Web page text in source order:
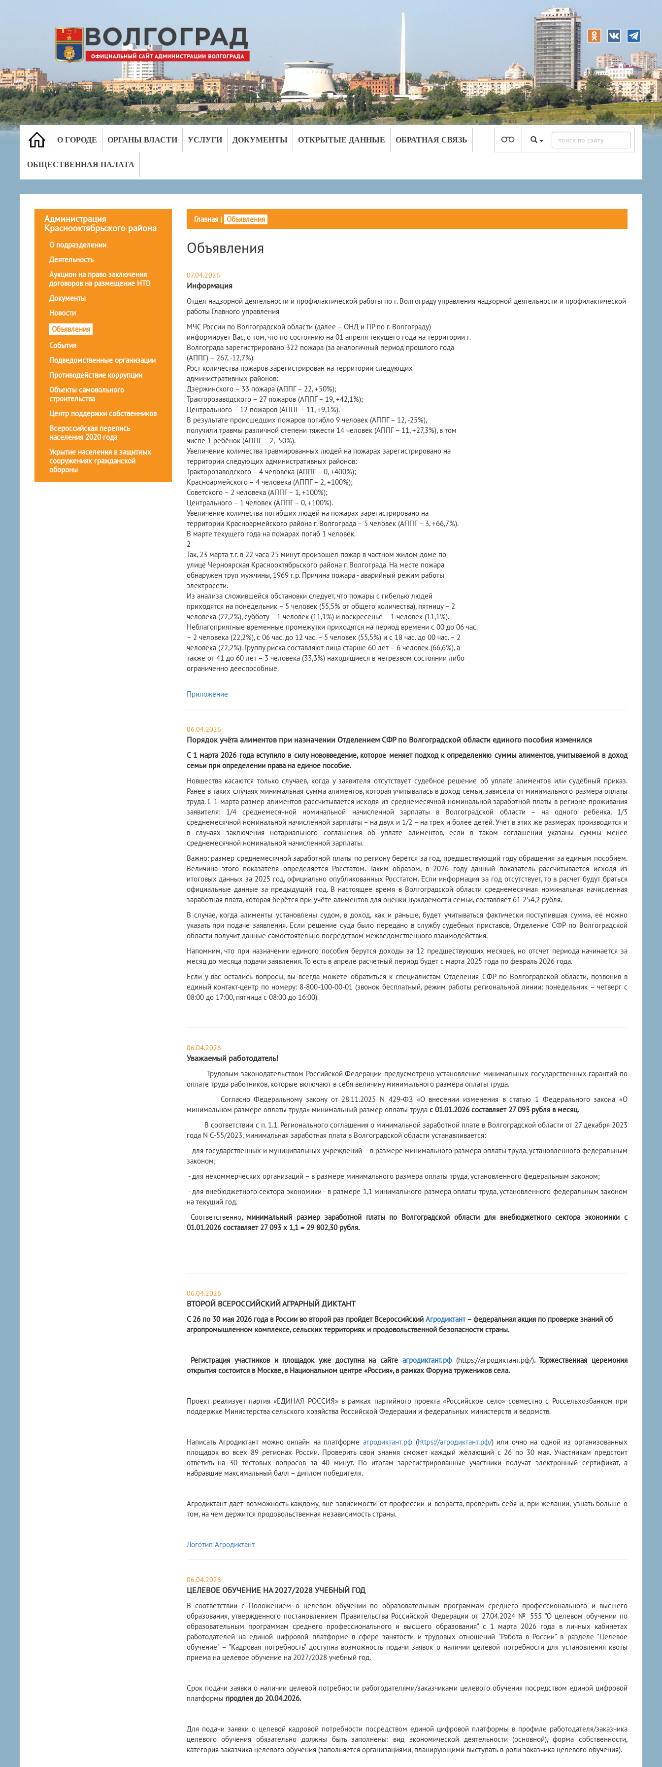
О ГОРОДЕ ОРГАНЫ ВЛАСТИ УСЛУГИ ДОКУМЕНТЫ ОТКРЫТЫЕ ДАННЫЕ ОБРАТНАЯ СВЯЗЬ
ОБЩЕСТВЕННАЯ ПАЛАТА
Администрация
Краснооктябрьского района
О подразделении
Деятельность
Аукцион на право заключения
договоров на размещение НТО
Документы
Новости
Объявления
События
Подведомственные организации
Противодействие коррупции
Объекты самовольного
строительства
Центр поддержки собственников
Всероссийская перепись
населения 2020 года
Укрытие населения в защитных
сооружениях гражданской
обороны
Главная| Объявления
Объявления
07.04.2026
Информация
​Отдел надзорной деятельности и профилактической работы по г. Волгограду управления надзорной деятельности и профилактической
работы Главного управления
МЧС России по Волгоградской области (далее – ОНД и ПР по г. Волгограду)
информирует Вас, о том, что по состоянию на 01 апреля текущего года на территории г.
Волгограда зарегистрировано 322 пожара (за аналогичный период прошлого года
(АППГ) – 267, -12,7%).
Рост количества пожаров зарегистрирован на территории следующих
административных районов:
Дзержинского – 33 пожара (АППГ – 22, +50%);
Тракторозаводского – 27 пожаров (АППГ – 19, +42,1%);
Центрального – 12 пожаров (АППГ – 11, +9,1%).
В результате происшедших пожаров погибло 9 человек (АППГ – 12, -25%),
получили травмы различной степени тяжести 14 человек (АППГ – 11, +27,3%), в том
числе 1 ребёнок (АППГ – 2, -50%).
Увеличение количества травмированных людей на пожарах зарегистрировано на
территории следующих административных районов:
Тракторозаводского – 4 человека (АППГ – 0, +400%);
Красноармейского – 4 человека (АППГ – 2, +100%);
Советского – 2 человека (АППГ – 1, +100%);
Центрального – 1 человек (АППГ – 0, +100%).
Увеличение количества погибших людей на пожарах зарегистрировано на
территории Красноармейского района г. Волгограда – 5 человек (АППГ – 3, +66,7%).
В марте текущего года на пожарах погиб 1 человек.
2
Так, 23 марта т.г. в 22 часа 25 минут произошел пожар в частном жилом доме по
улице Черноярская Краснооктябрьского района г. Волгограда. На месте пожара
обнаружен труп мужчины, 1969 г.р. Причина пожара - аварийный режим работы
электросети.
Из анализа сложившейся обстановки следует, что пожары с гибелью людей
приходятся на понедельник – 5 человек (55,5% от общего количества), пятницу – 2
человека (22,2%), субботу – 1 человек (11,1%) и воскресенье – 1 человек (11,1%).
Неблагоприятные временные промежутки приходятся на период времени с 00 до 06 час.
– 2 человека (22,2%), с 06 час. до 12 час. – 5 человек (55,5%) и с 18 час. до 00 час. – 2
человека (22,2%). Группу риска составляют лица старше 60 лет – 6 человек (66,6%), а
также от 41 до 60 лет – 3 человека (33,3%) находящиеся в нетрезвом состоянии либо
ограниченно дееспособные.
Приложение
06.04.2026
Порядок учёта алиментов при назначении Отделением СФР по Волгоградской области единого пособия изменился
С 1 марта 2026 года вступило в силу нововведение, которое меняет подход к определению суммы алиментов, учитываемой в доход
семьи при определении права на единое пособие.
Новшества касаются только случаев, когда у заявителя отсутствует судебное решение об уплате алиментов или судебный приказ.
Ранее в таких случаях минимальная сумма алиментов, которая учитывалась в доход семьи, зависела от минимального размера оплаты
труда. С 1 марта размер алиментов рассчитывается исходя из среднемесячной номинальной заработной платы в регионе проживания
заявителя: 1/4 среднемесячной номинальной начисленной зарплаты в Волгоградской области – на одного ребенка, 1/3
среднемесячной номинальной начисленной зарплаты – на двух и 1/2 – на трех и более детей. Учёт в этих же размерах производится и
в случаях заключения нотариального соглашения об уплате алиментов, если в таком соглашении указаны суммы менее
среднемесячной номинальной начисленной зарплаты.
Важно: размер среднемесячной заработной платы по региону берётся за год, предшествующий году обращения за единым пособием.
Величина этого показателя определяется Росстатом. Таким образом, в 2026 году данный показатель рассчитывается исходя из
итоговых данных за 2025 год, официально опубликованных Росстатом. Если информация за год отсутствует, то в расчет будут браться
официальные данные за предыдущий год. В настоящее время в Волгоградской области среднемесячная номинальная начисленная
заработная плата, которая берётся при учёте алиментов для оценки нуждаемости семьи, составляет 61 254,2 рубля.
В случае, когда алименты установлены судом, в доход, как и раньше, будет учитываться фактически поступившая сумма, её можно
указать при подаче заявления. Если решение суда было передано в службу судебных приставов, Отделение СФР по Волгоградской
области получит данные самостоятельно посредством межведомственного взаимодействия.
Напомним, что при назначении единого пособия берутся доходы за 12 предшествующих месяцев, но отсчет периода начинается за
месяц до месяца подачи заявления. То есть в апреле расчетный период будет с марта 2025 года по февраль 2026 года.
Если у вас остались вопросы, вы всегда можете обратиться к специалистам Отделения СФР по Волгоградской области, позвонив в
единый контакт-центр по номеру: 8-800-100-00-01 (звонок бесплатный, режим работы региональной линии: понедельник – четверг с
08:00 до 17:00, пятница с 08:00 до 16:00).
06.04.2026
Уважаемый работодатель!
Трудовым законодательством Российской Федерации предусмотрено установление минимальных государственных гарантий по
оплате труда работников, которые включают в себя величину минимального размера оплаты труда.
Согласно Федеральному закону от 28.11.2025 N 429-ФЗ «О внесении изменения в статью 1 Федерального закона «О
минимальном размере оплаты труда» минимальный размер оплаты труда с 01.01.2026 составляет 27 093 рубля в месяц.
В соответствии с п. 1.1. Регионального соглашения о минимальной заработной плате в Волгоградской области от 27 декабря 2023
года N С-55/2023, минимальная заработная плата в Волгоградской области устанавливается:
- для государственных и муниципальных учреждений – в размере минимального размера оплаты труда, установленного федеральным
законом;
- для некоммерческих организаций – в размере минимального размера оплаты труда, установленного федеральным законом;
- для внебюджетного сектора экономики - в размере 1,1 минимального размера оплаты труда, установленного федеральным законом
на текущий год.
Соответственно, минимальный размер заработной платы по Волгоградской области для внебюджетного сектора экономики с
01.01.2026 составляет 27 093 х 1,1 = 29 802,30 рубля.
06.04.2026
ВТОРОЙ ВСЕРОССИЙСКИЙ АГРАРНЫЙ ДИКТАНТ
С 26 по 30 мая 2026 года в России во второй раз пройдет Всероссийский Агродиктант– федеральная акция по проверке знаний об
агропромышленном комплексе, сельских территориях и продовольственной безопасности страны.
Регистрация участников и площадок уже доступна на сайте агродиктант.рф(https://агродиктант.рф/). Торжественная церемония
открытия состоится в Москве, в Национальном центре «Россия», в рамках Форума тружеников села.
Проект реализует партия «ЕДИНАЯ РОССИЯ» в рамках партийного проекта «Российское село» совместно с Россельхозбанком при
поддержке Министерства сельского хозяйства Российской Федерации и федеральных министерств и ведомств.
Написать Агродиктант можно онлайн на платформе агродиктант.рф(https://агродиктант.рф/) или очно на одной из организованных
площадок во всех 89 регионах России. Проверить свои знания сможет каждый желающий с 26 по 30 мая. Участникам предстоит
ответить на 30 тестовых вопросов за 40 минут. По итогам зарегистрированные участники получат электронный сертификат, а
набравшие максимальный балл – диплом победителя.
Агродиктант дает возможность каждому, вне зависимости от профессии и возраста, проверить себя и, при желании, узнать больше о
том, на чем держится продовольственная независимость страны.
Логотип Агродиктант
06.04.2026
ЦЕЛЕВОЕ ОБУЧЕНИЕ НА 2027/2028 УЧЕБНЫЙ ГОД
В соответствии с Положением о целевом обучении по образовательным программам среднего профессионального и высшего
образования, утвержденного постановлением Правительства Российской Федерации от 27.04.2024 № 555 "О целевом обучении по
образовательным программам среднего профессионального и высшего образования" с 1 марта 2026 года в личных кабинетах
работодателей на единой цифровой платформе в сфере занятости и трудовых отношений "Работа в России" в разделе "Целевое
обучение" – "Кадровая потребность" доступна возможность подачи заявок о наличии целевой потребности для установления квоты
приема на целевое обучение на 2027/2028 учебный год.
Срок подачи заявки о наличии целевой потребности работодателями/заказчиками целевого обучения посредством единой цифровой
платформы продлен до 20.04.2026.
Для подачи заявки о целевой кадровой потребности посредством единой цифровой платформы в профиле работодателя/заказчика
целевого обучения обязательно должны быть заполнены: вид экономической деятельности (основной), форма собственности,
категория заказчика целевого обучения (заполняется организациями, планирующими выступать в роли заказчика целевого обучения).